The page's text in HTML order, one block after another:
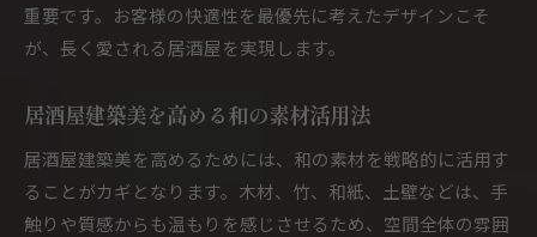
重要です。お客様の快適性を最優先に考えたデザインこそ
が、長く愛される居酒屋を実現します。
居酒屋建築美を高める和の素材活用法
居酒屋建築美を高めるためには、和の素材を戦略的に活用す
ることがカギとなります。木材、竹、和紙、土壁などは、手
触りや質感からも温もりを感じさせるため、空間全体の雰囲